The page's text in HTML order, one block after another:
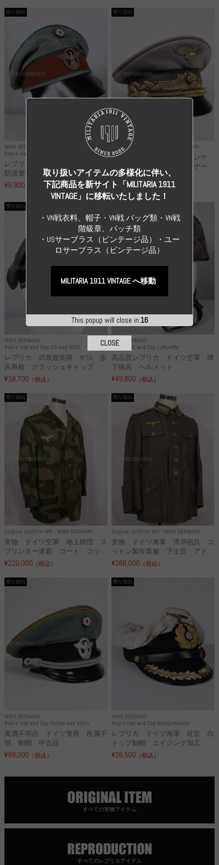
WWII GERMANY
Repro Hat and Cap Police and other
売り切れ
レプリカ ドイツ秩序警察 都市
防護警察 クラッシュキャップ...
¥9,900 （税込）
WWII GERMANY Repro Uniforms WH
売り切れ
レプリカ ミヒャエル・ヤンケ
製 国家元帥 ヘルマン・ゲー
リ...
¥55,000（税込）
WWII GERMANY
Repro Hat and Cap SS and WSS
売り切れ
レプリカ 武装親衛隊 WSS 歩
兵将校 クラッシュキャップ ...
¥18,700 （税込）
WWII GERMANY
Repro Hat and Cap Luftwaffe
高品質レプリカ ドイツ空軍 降
下猟兵 ヘルメット
¥49,800 （税込）
Original Uniform WH WWII GERMANY
売り切れ
実物 ドイツ空軍 地上師団 ス
プリンター迷彩 コート コッ...
¥220,000 （税込）
Original Uniform WH WWII GERMANY
売り切れ
実物 ドイツ海軍 湾岸砲兵 コ
ットン製作業服 下士官 アド...
¥286,000 （税込）
WWII GERMANY
Repro Hat and Cap Police and other
売り切れ
真贋不明品 ドイツ警察 所属不
明 制帽 中古品
¥99,000 （税込）
WWII GERMANY
Repro Hat and Cap Kriegsmarine
売り切れ
レプリカ ドイツ海軍 佐官 白
トップ制帽 エイジング加工 ...
¥28,500 （税込）
すべての実物アイテム
すべてのレプリカアイテム
This popup will close in:15
取り扱いアイテムの多様化に伴い、
下記商品を新サイト「MILITARIA 1911
VINTAGE」に移転いたしました！
・VN戦衣料、帽子・VN戦 バッグ類・VN戦
階級章、パッチ類
・USサーブラス（ビンテージ品）・ユー
ロサープラス（ビンテージ品）
MILITARIA 1911 VINTAGE へ移動
CLOSE